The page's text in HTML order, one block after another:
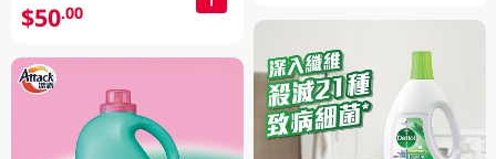
$50.00